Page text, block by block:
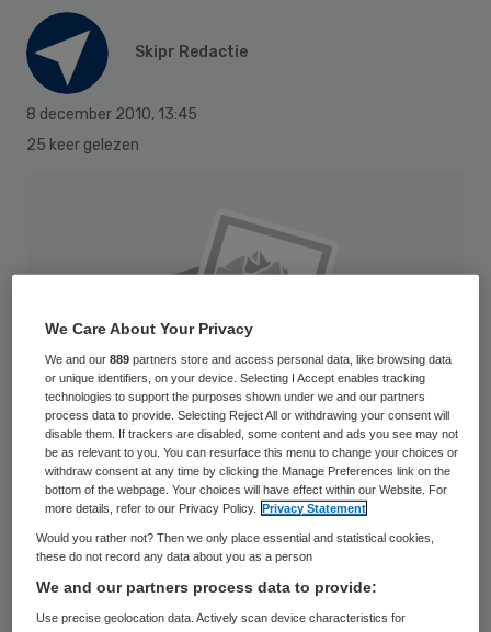
Skipr Redactie
8 december 2010, 13:45
25 keer gelezen
Chronisch zieken en gehandicapten hebben
de afgelopen jaren veel koopkracht
verloren. Ook volgend jaar hebben zij naar
We Care About Your Privacy
We and our889 partners store and access personal data, like browsing data
or unique identifiers, on your device. Selecting I Accept enables tracking
technologies to support the purposes shown under we and our partners
process data to provide. Selecting Reject All or withdrawing your consent will
disable them. If trackers are disabled, some content and ads you see may not
be as relevant to you. You can resurface this menu to change your choices or
withdraw consent at any time by clicking the Manage Preferences link on the
bottom of the webpage. Your choices will have effect within our Website. For
more details, refer to our Privacy Policy.
Privacy Statement
Would you rather not? Then we only place essential and statistical cookies,
these do not record any data about you as a person
We and our partners process data to provide:
Use precise geolocation data. Actively scan device characteristics for